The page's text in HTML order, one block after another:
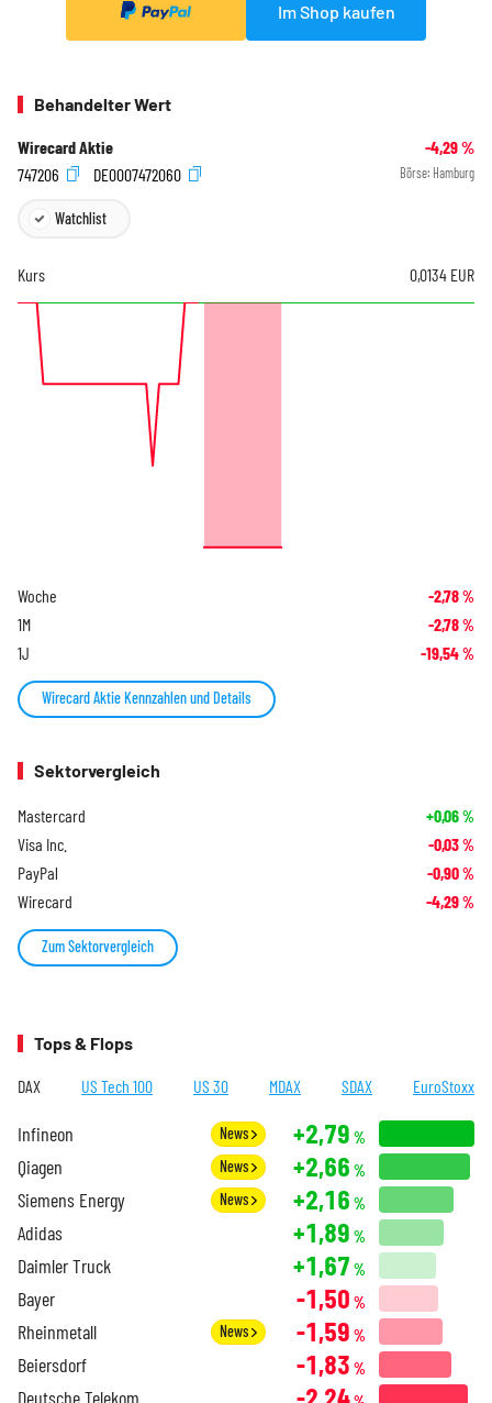
Im Shop kaufen
Behandelter Wert
Wirecard Aktie -4,29%
747206
DE0007472060 Börse: Hamburg
Watchlist
Kurs 0,0134 EUR
Woche -2,78%
1M -2,78%
1J -19,54%
Wirecard Aktie Kennzahlen und Details
Sektorvergleich
Mastercard +0,06%
Visa Inc. -0,03%
PayPal -0,90%
Wirecard -4,29%
Zum Sektorvergleich
Tops & Flops
DAX US Tech 100 US 30 MDAX SDAX EuroStoxx
Infineon News +2,79 %
Qiagen News +2,66 %
Siemens Energy News +2,16 %
Adidas +1,89 %
Daimler Truck +1,67 %
Bayer -1,50 %
Rheinmetall News -1,59 %
Beiersdorf -1,83 %
Deutsche Telekom